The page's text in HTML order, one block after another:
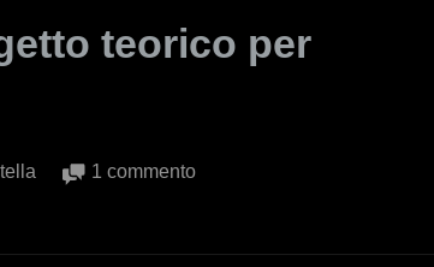
teorico per
1 commentosu